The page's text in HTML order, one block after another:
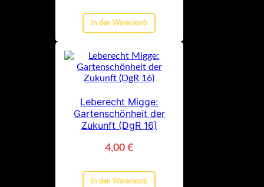
In den Warenkorb
Leberecht Migge:
Gartenschönheit der
Zukunft (DgR 16)
4,00€
In den Warenkorb